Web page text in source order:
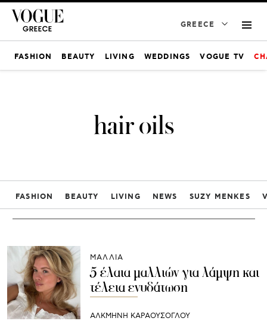
GREECE
FASHION BEAUTY LIVING WEDDINGS VOGUE TV
hair oils
FASHION BEAUTY LIVING NEWS SUZY MENKES
ΜΑΛΛΙΑ
5 έλαια μαλλιών για λάμψη και
τέλεια ενυδάτωση
ΑΛΚΜΗΝΗ ΚΑΡΑΟΥΣΟΓΛΟΥ